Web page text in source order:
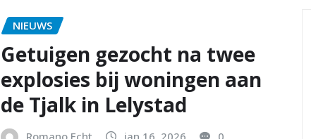
NIEUWS
Getuigen gezocht na twee
explosies bij woningen aan
de Tjalk in Lelystad
Romano Echt jan 16, 2026 0